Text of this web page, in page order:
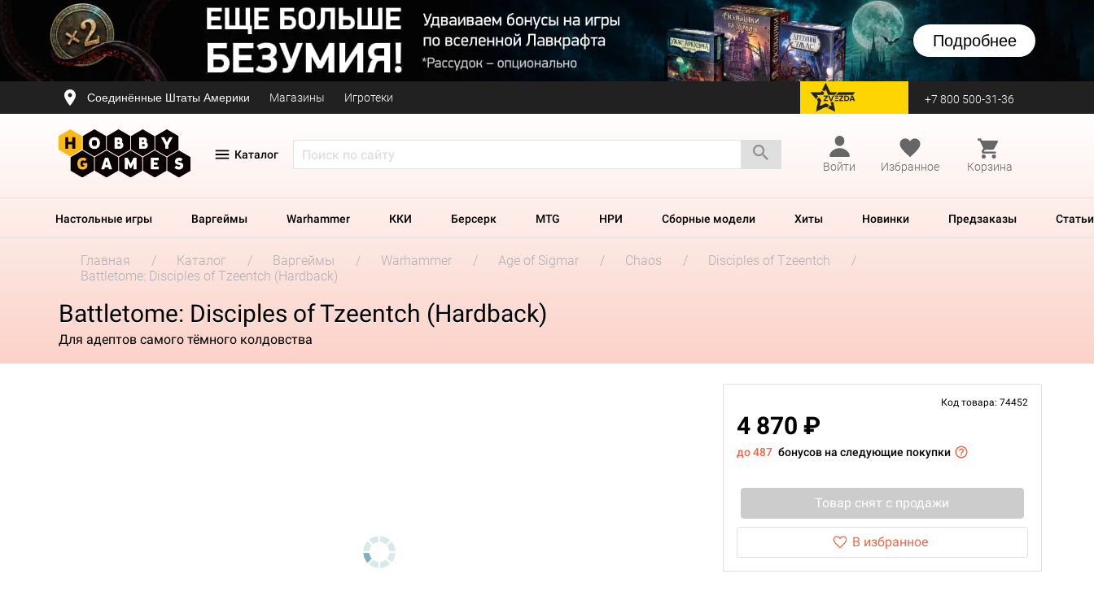
Подробнее
Соединённые Штаты Америки Магазины Игротеки перейти на Zvezda +7 800 500-31-36
Каталог
Войти
Избранное Корзина
Настольные игры Варгеймы Warhammer ККИ Берсерк MTG НРИ Сборные модели Хиты Новинки Предзаказы Статьи
Главная Каталог Варгеймы Warhammer Age of Sigmar Chaos
Disciples of Tzeentch
Battletome: Disciples of Tzeentch (Hardback)
Battletome: Disciples of Tzeentch (Hardback)
Для адептов самого тёмного колдовства
Код товара: 74452
4 870 ₽
до 487 бонусов на следующие покупки
Товар снят с продажи
В избранное